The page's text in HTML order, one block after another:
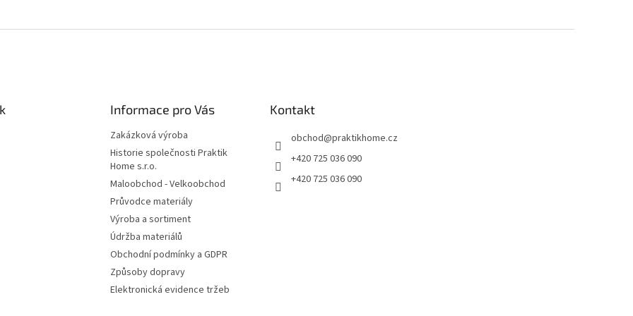
Informace pro Vás
Zakázková výroba
Historie společnosti Praktik
Home s.r.o.
Maloobchod - Velkoobchod
Průvodce materiály
Výroba a sortiment
Údržba materiálů
Obchodní podmínky a GDPR
Způsoby dopravy
Elektronická evidence tržeb
Kontakt
obchod@praktikhome.cz
+420 725 036 090
+420 725 036 090